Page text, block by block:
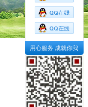
用心服务 成就你我